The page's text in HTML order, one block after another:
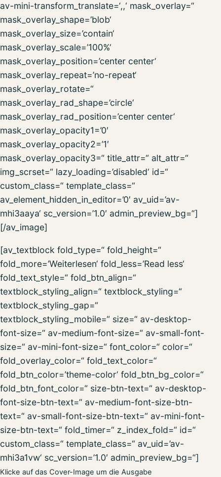
av-mini-transform_translate=‘,,‘ mask_overlay=“
mask_overlay_shape=’blob‘
mask_overlay_size=’contain‘
mask_overlay_scale=’100%‘
mask_overlay_position=’center center‘
mask_overlay_repeat=’no-repeat‘
mask_overlay_rotate=“
mask_overlay_rad_shape=’circle‘
mask_overlay_rad_position=’center center‘
mask_overlay_opacity1=’0′
mask_overlay_opacity2=’1′
mask_overlay_opacity3=“ title_attr=“ alt_attr=“
img_scrset=“ lazy_loading=’disabled‘ id=“
custom_class=“ template_class=“
av_element_hidden_in_editor=’0′ av_uid=’av-
mhi3aaya‘ sc_version=’1.0′ admin_preview_bg=“]
[/av_image]
[av_textblock fold_type=“ fold_height=“
fold_more=’Weiterlesen‘ fold_less=’Read less‘
fold_text_style=“ fold_btn_align=“
textblock_styling_align=“ textblock_styling=“
textblock_styling_gap=“
textblock_styling_mobile=“ size=“ av-desktop-
font-size=“ av-medium-font-size=“ av-small-font-
size=“ av-mini-font-size=“ font_color=“ color=“
fold_overlay_color=“ fold_text_color=“
fold_btn_color=’theme-color‘ fold_btn_bg_color=“
fold_btn_font_color=“ size-btn-text=“ av-desktop-
font-size-btn-text=“ av-medium-font-size-btn-
text=“ av-small-font-size-btn-text=“ av-mini-font-
size-btn-text=“ fold_timer=“ z_index_fold=“ id=“
custom_class=“ template_class=“ av_uid=’av-
mhi3a1vw‘ sc_version=’1.0′ admin_preview_bg=“]
Klicke auf das Cover-Image um die Ausgabe